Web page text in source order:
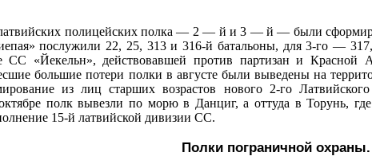
полицейских полка — 2 — й и 3 — й — были
послужили 22, 25, 313 и 316‑й батальоны, для 3‑го —
СС «Йекельн», действовавшей против партизан и Красной
большие потери полки в августе были выведены на
из лиц старших возрастов нового 2‑го
полк вывезли по морю в Данциг, а оттуда в Торунь,
15‑й латвийской дивизии СС.
Полки пограничной охраны.